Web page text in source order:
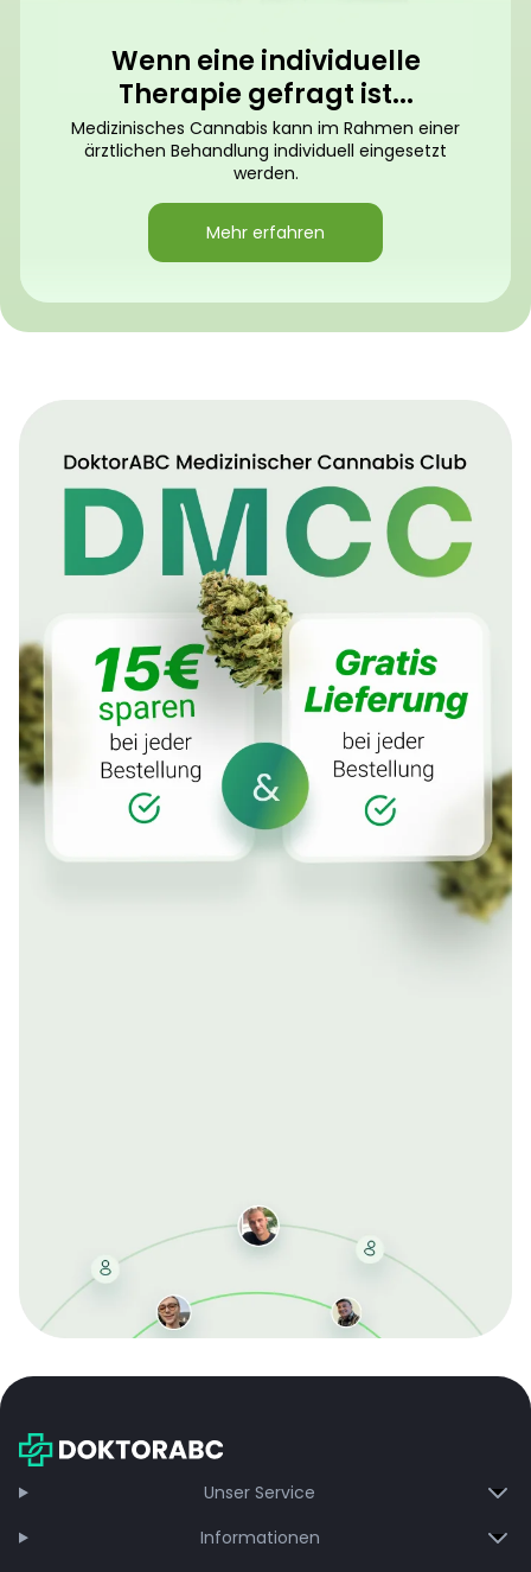
Wenn eine individuelle
Therapie gefragt ist...
Medizinisches Cannabis kann im Rahmen einer
ärztlichen Behandlung individuell eingesetzt
werden.
Mehr erfahren
bei jeder Bestellung, erhalten schnelle Lieferung und
Unser Service
Informationen